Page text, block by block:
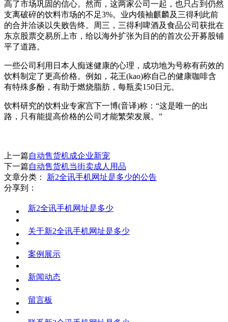
高了市场巩固的信心。然而，这两家公司一起，也只占到仍然
支离破碎的饮料市场的不足3%。业内领袖麒麟及三得利此前
的合并洽谈以失败告终。周三，三得利啤酒及食品公司获批在
东京股票交易所上市，给以海外扩张为目的的首次公开募股铺
平了道路。
一些公司利用日本人痴迷健康的心理，成功地为号称有药效的
饮料制定了更高价格。例如，花王(kao)称自己的健康咖啡含
有特殊多酚，有助于燃烧脂肪，每瓶卖150日元。
饮料研究的饮料业专家宫下一博(音译)称：“这是唯一的出
路，只有能提高价格的公司才能繁荣发展。”
上一篇自动售货机成企业新宠
下一篇自动售货机当街卖成人用品
文章分类：
新2全讯手机网址是多少的公告
分享到：
新2全讯手机网址是多少
关于新2全讯手机网址是多少
案例展示
新闻动态
留言板